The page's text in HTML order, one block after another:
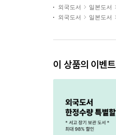
외국도서 일본도서
외국도서
일본도서
이 상품의 이벤트